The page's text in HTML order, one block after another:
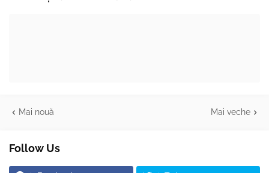
Mai nouă Mai veche
Follow Us